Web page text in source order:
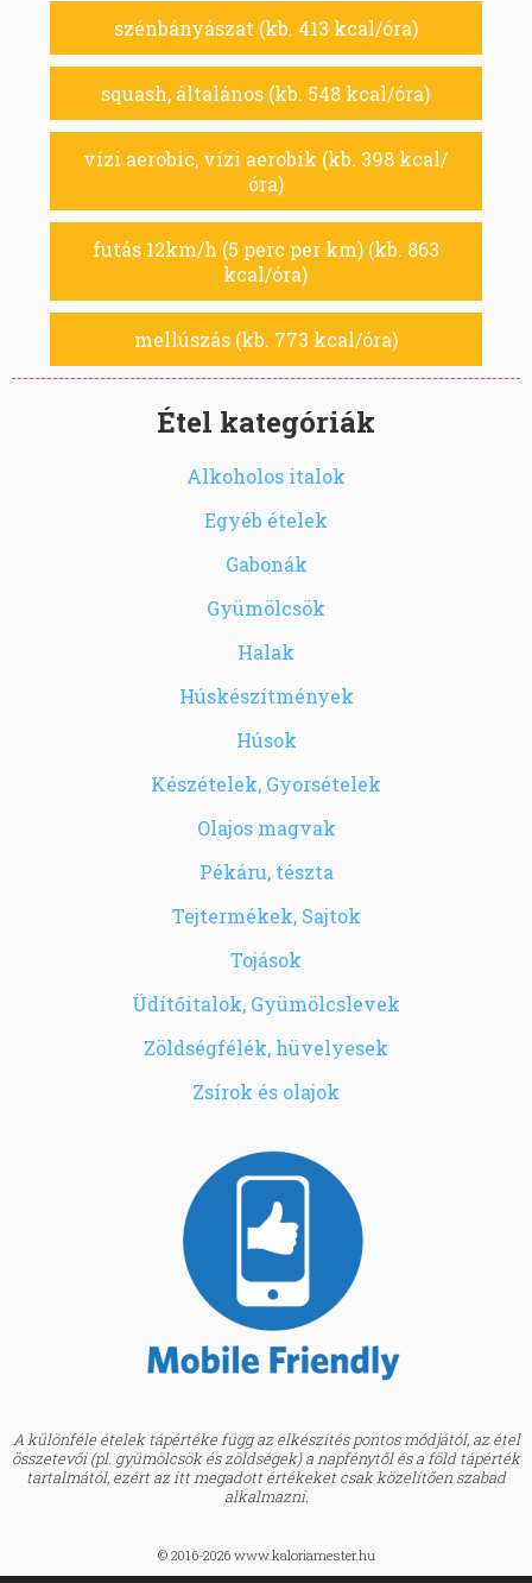
szénbányászat (kb. 413 kcal/óra)
squash, általános (kb. 548 kcal/óra)
vízi aerobic, vízi aerobik (kb. 398 kcal/
óra)
futás 12km/h (5 perc per km) (kb. 863
kcal/óra)
mellúszás (kb. 773 kcal/óra)
Étel kategóriák
Alkoholos italok
Egyéb ételek
Gabonák
Gyümölcsök
Halak
Húskészítmények
Húsok
Készételek, Gyorsételek
Olajos magvak
Pékáru, tészta
Tejtermékek, Sajtok
Tojások
Üdítőitalok, Gyümölcslevek
Zöldségfélék, hüvelyesek
Zsírok és olajok
A különféle ételek tápértéke függ az elkészítés pontos módjától, az étel
összetevői (pl. gyümölcsök és zöldségek) a napfénytől és a föld tápérték
tartalmától, ezért az itt megadott értékeket csak közelítően szabad
alkalmazni.
© 2016-2026 www.kaloriamester.hu